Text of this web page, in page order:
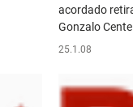
acordado
Gonzalo
25.1.08